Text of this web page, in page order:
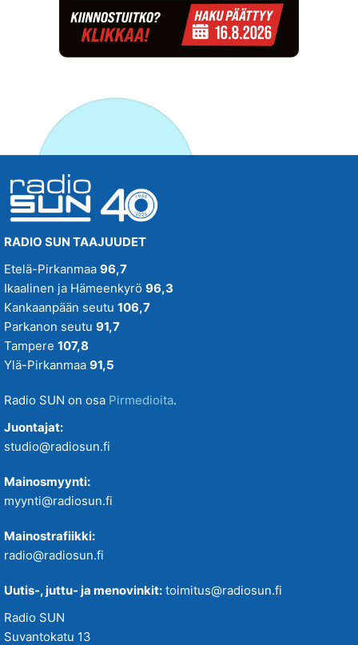
RADIO SUN TAAJUUDET
Etelä-Pirkanmaa 96,7
Ikaalinen ja Hämeenkyrö 96,3
Kankaanpään seutu 106,7
Parkanon seutu 91,7
Tampere 107,8
Ylä-Pirkanmaa 91,5
Radio SUN on osa Pirmedioita.
Juontajat:
studio@radiosun.fi
Mainosmyynti:
myynti@radiosun.fi
Mainostrafiikki:
radio@radiosun.fi
Uutis-, juttu- ja menovinkit: toimitus@radiosun.fi
Radio SUN
Suvantokatu 13